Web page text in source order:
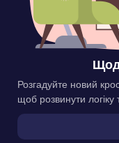
Розгадуйте новий
щоб розвинути